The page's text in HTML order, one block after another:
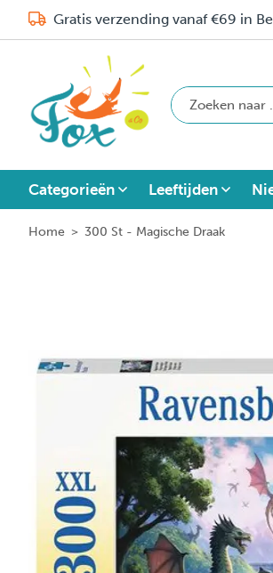
Gratis verzending vanaf €69 in
Categorieën Leeftijden
Home > 300 St - Magische Draak